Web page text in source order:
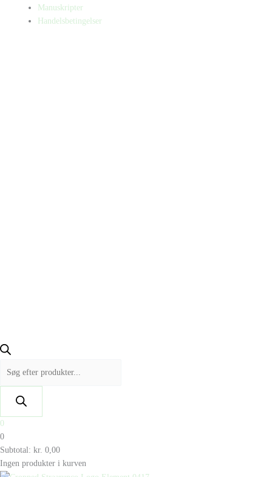
Manuskripter
Handelsbetingelser
0
0
Subtotal: kr. 0,00
Ingen produkter i kurven